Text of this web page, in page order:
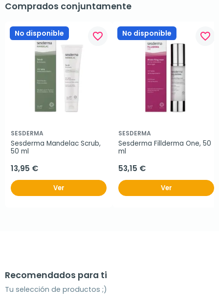
Comprados conjuntamente
No disponible favorite_border
SESDERMA
Sesderma Mandelac Scrub,
50 ml
13,95 €
Ver
No disponible favorite_border
SESDERMA
Sesderma Fillderma One, 50
ml
53,15 €
Ver
Recomendados para ti
Tu selección de productos ;)